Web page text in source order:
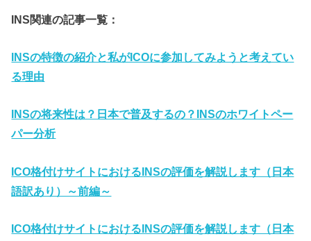
INS関連の記事一覧：
INSの特徴の紹介と私がICOに参加してみようと考えてい
る理由
INSの将来性は？日本で普及するの？INSのホワイトペー
パー分析
ICO格付けサイトにおけるINSの評価を解説します（日本
語訳あり）～前編～
ICO格付けサイトにおけるINSの評価を解説します（日本